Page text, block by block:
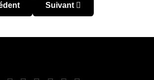
: Coupe du Monde 2026 –
Article suivant : Coupe du
Suivant